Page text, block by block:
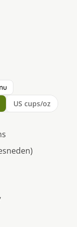
US cups/oz